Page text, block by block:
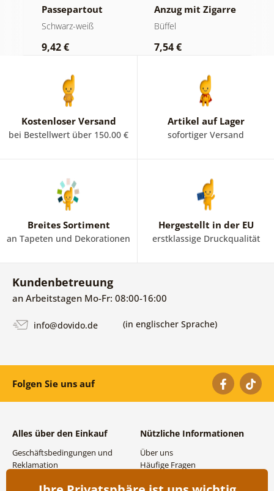
Passepartout
Luxuriöses
Schwarz-Weiß
Schwarz-weiß
9,42 €
Anzug mit Zigarre
und Whiskey
Büffel
7,54 €
Kostenloser Versand
bei Bestellwert über 150.00 €
Artikel auf Lager
sofortiger Versand
Breites Sortiment
an Tapeten und Dekorationen
Hergestellt in der EU
erstklassige Druckqualität
Kundenbetreuung
an Arbeitstagen Mo-Fr: 08:00-16:00
info@dovido.de (in englischer Sprache)
Folgen Sie uns auf
Alles über den Einkauf
Geschäftsbedingungen und
Reklamation
Nützliche Informationen
Über uns
Häufige Fragen